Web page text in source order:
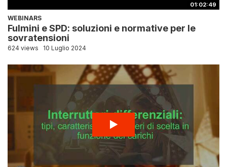
01:02:49
WEBINARS
Fulmini e SPD: soluzioni e normative per le
sovratensioni
624 views 10 Luglio 2024